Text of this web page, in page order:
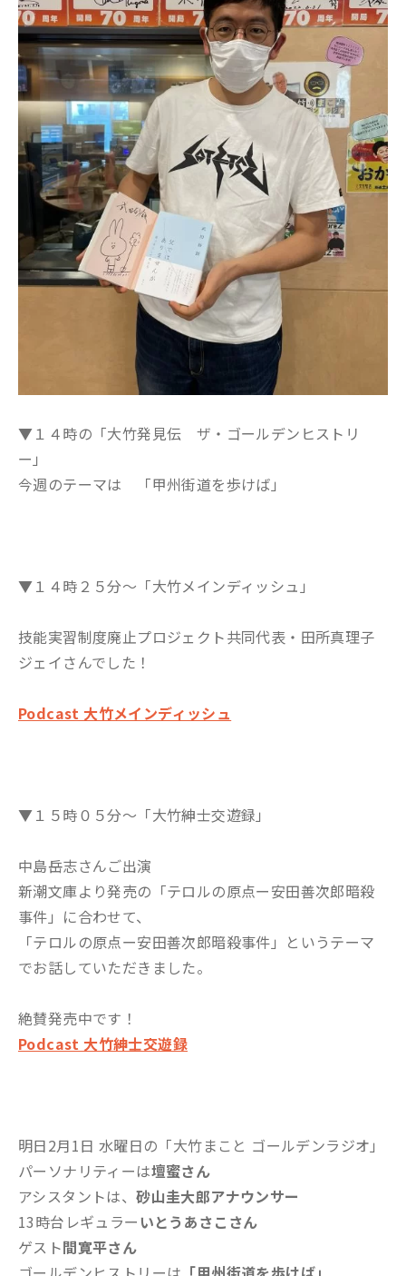
▼１４時の「大竹発見伝 ザ・ゴールデンヒストリ
ー」
今週のテーマは 「甲州街道を歩けば」
▼１４時２５分～「大竹メインディッシュ」
技能実習制度廃止プロジェクト共同代表・田所真理子
ジェイさんでした！
Podcast 大竹メインディッシュ
▼１５時０５分～「大竹紳士交遊録」
中島岳志さんご出演
新潮文庫より発売の「テロルの原点ー安田善次郎暗殺
事件」に合わせて、
「テロルの原点ー安田善次郎暗殺事件」というテーマ
でお話していただきました。
絶賛発売中です！
Podcast 大竹紳士交遊録
明日2月1日 水曜日の「大竹まこと ゴールデンラジオ」
パーソナリティーは壇蜜さん
アシスタントは、砂山圭大郎アナウンサー
13時台レギュラーいとうあさこさん
ゲスト間寛平さん